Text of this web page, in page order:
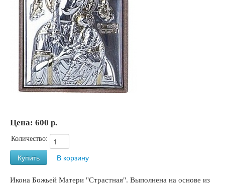
Цена: 600 р.
Количество:
Икона Божьей Матери "Страстная". Выполнена на основе из